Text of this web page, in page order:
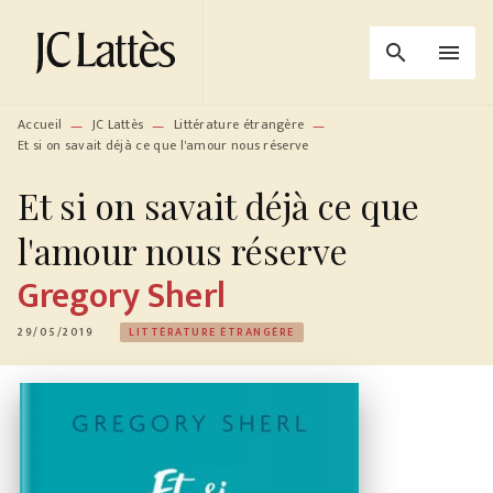
MENU RECHERCHE
PIED DE PAGE
search menu
Accueil — JC Lattès — Littérature étrangère —
Et si on savait déjà ce que l'amour nous réserve
Et si on savait déjà ce que
l'amour nous réserve
Gregory Sherl
29/05/2019 LITTÉRATURE ÉTRANGÈRE